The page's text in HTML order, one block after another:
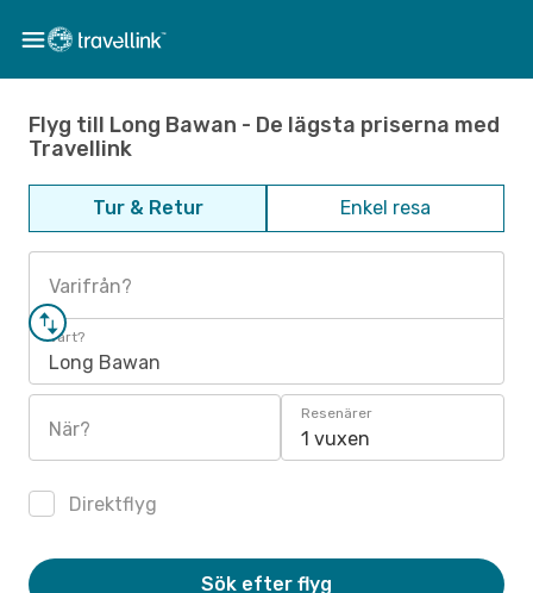
Flyg till Long Bawan - De lägsta priserna med
Travellink
Tur & Retur Enkel resa
Varifrån?
Vart?
Long Bawan
När?
Resenärer
1 vuxen
Direktflyg
Sök efter flyg